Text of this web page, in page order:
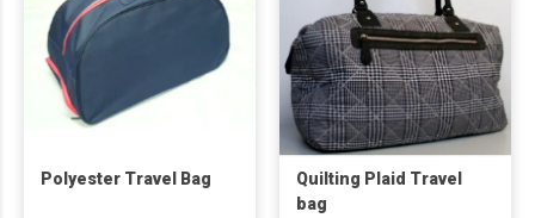
Polyester Travel Bag
Quilting Plaid Travel
bag